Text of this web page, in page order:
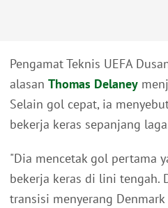
Pengamat Teknis UEFA
alasan Thomas Delaney
Selain gol cepat, ia
bekerja keras sepanjang
"Dia mencetak gol pertama
bekerja keras di lini tengah.
transisi menyerang